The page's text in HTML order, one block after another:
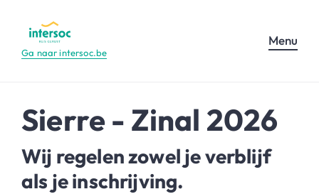
Ga naar intersoc.be
Menu
Sierre - Zinal 2026
Wij regelen zowel je verblijf
als je inschrijving.